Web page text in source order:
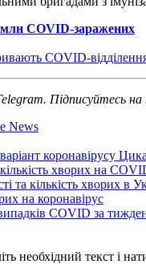
млн COVID-заражених
COVID-
Підписуйтесь
News
коронавірусу
хворих на
кількість хворих в
на коронавірус
випадків COVID за
необхідний текст і